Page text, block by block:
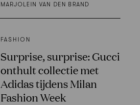
MARJOLEIN VAN DEN BRAND
FASHION
Surprise, surprise: Gucci
onthult collectie met
Adidas tijdens Milan
Fashion Week